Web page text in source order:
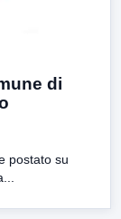
di
postato su